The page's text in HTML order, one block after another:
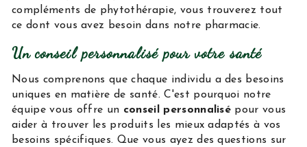
compléments de phytothérapie, vous trouverez tout
ce dont vous avez besoin dans notre pharmacie.
Un conseil personnalisé pour votre santé
Nous comprenons que chaque individu a des besoins
uniques en matière de santé. C'est pourquoi notre
équipe vous offre un conseil personnalisé pour vous
aider à trouver les produits les mieux adaptés à vos
besoins spécifiques. Que vous ayez des questions sur